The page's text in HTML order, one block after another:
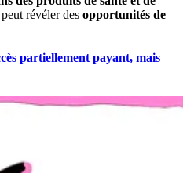
révéler des opportunités de
partiellement payant, mais